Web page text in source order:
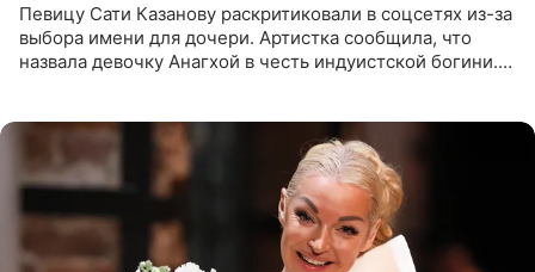
Певицу Сати Казанову раскритиковали в соцсетях из-за
выбора имени для дочери. Артистка сообщила, что
назвала девочку Анагхой в честь индуистской богини.